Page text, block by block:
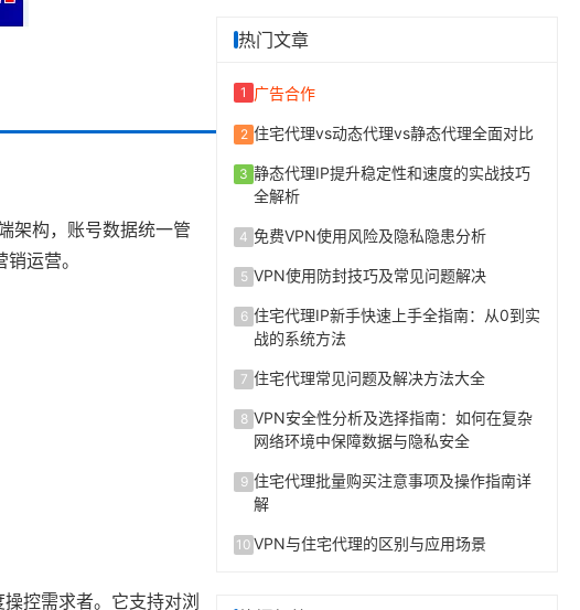
架构，账号数据统一管
运营。
控需求者。它支持对浏
热门文章
1 广告合作
2 住宅代理vs动态代理vs静态代理全面对比
3 静态代理IP提升稳定性和速度的实战技巧
全解析
4 免费VPN使用风险及隐私隐患分析
5 VPN使用防封技巧及常见问题解决
6 住宅代理IP新手快速上手全指南：从0到实
战的系统方法
7 住宅代理常见问题及解决方法大全
8 VPN安全性分析及选择指南：如何在复杂
网络环境中保障数据与隐私安全
9 住宅代理批量购买注意事项及操作指南详
解
10 VPN与住宅代理的区别与应用场景